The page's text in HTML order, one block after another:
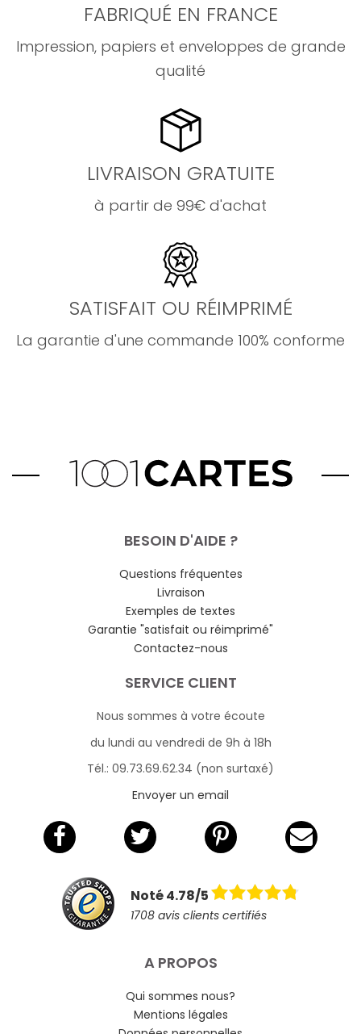
FABRIQUÉ EN FRANCE
Impression, papiers et enveloppes de grande
qualité
LIVRAISON GRATUITE
à partir de 99€ d'achat
SATISFAIT OU RÉIMPRIMÉ
La garantie d'une commande 100% conforme
BESOIN D'AIDE ?
Questions fréquentes
Livraison
Exemples de textes
Garantie "satisfait ou réimprimé"
Contactez-nous
SERVICE CLIENT
Nous sommes à votre écoute
du lundi au vendredi de 9h à 18h
Tél.: 09.73.69.62.34 (non surtaxé)
Envoyer un email
Noté 4.78/5
1708 avis clients certifiés
A PROPOS
Qui sommes nous?
Mentions légales